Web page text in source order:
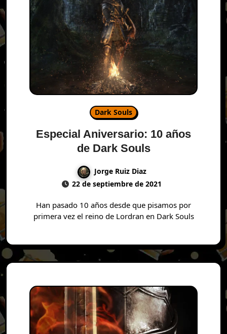
Dark Souls
Especial Aniversario: 10 años
de Dark Souls
Jorge Ruiz Diaz
22 de septiembre de 2021
Han pasado 10 años desde que pisamos por
primera vez el reino de Lordran en Dark Souls